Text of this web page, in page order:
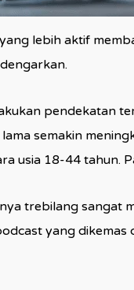
lebih aktif
pendekatan
semakin
usia 18-44 tahun.
trebilang sangat
yang